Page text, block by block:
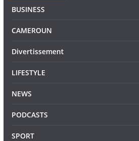
BUSINESS
CAMEROUN
Divertissement
LIFESTYLE
NEWS
PODCASTS
SPORT